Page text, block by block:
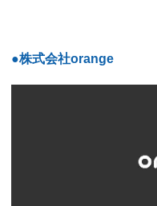
●株式会社orange